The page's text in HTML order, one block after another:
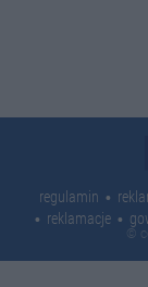
regulamin
reklamacje
©